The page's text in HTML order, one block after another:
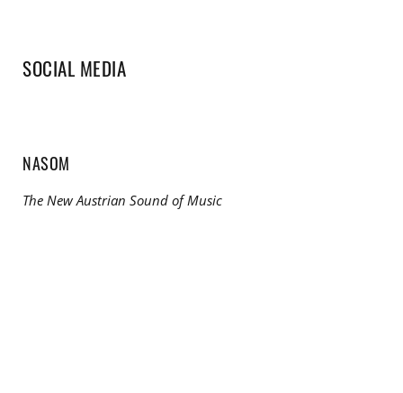
SOCIAL MEDIA
NASOM
The New Austrian Sound of Music